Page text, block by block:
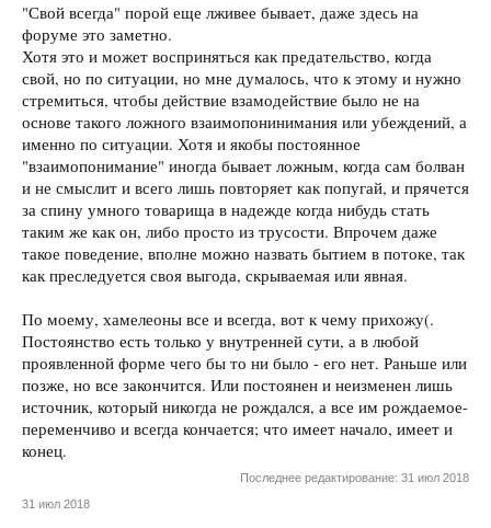
"Свой всегда" порой еще лживее бывает, даже здесь на
форуме это заметно.
Хотя это и может восприняться как предательство, когда
свой, но по ситуации, но мне думалось, что к этому и нужно
стремиться, чтобы действие взамодействие было не на
основе такого ложного взаимопонинимания или убеждений, а
именно по ситуации. Хотя и якобы постоянное
"взаимопонимание" иногда бывает ложным, когда сам болван
и не смыслит и всего лишь повторяет как попугай, и прячется
за спину умного товарища в надежде когда нибудь стать
таким же как он, либо просто из трусости. Впрочем даже
такое поведение, вполне можно назвать бытием в потоке, так
как преследуется своя выгода, скрываемая или явная.
По моему, хамелеоны все и всегда, вот к чему прихожу(.
Постоянство есть только у внутренней сути, а в любой
проявленной форме чего бы то ни было - его нет. Раньше или
позже, но все закончится. Или постоянен и неизменен лишь
источник, который никогда не рождался, а все им рождаемое-
переменчиво и всегда кончается; что имеет начало, имеет и
конец.
Последнее редактирование: 31 июл 2018
31 июл 2018